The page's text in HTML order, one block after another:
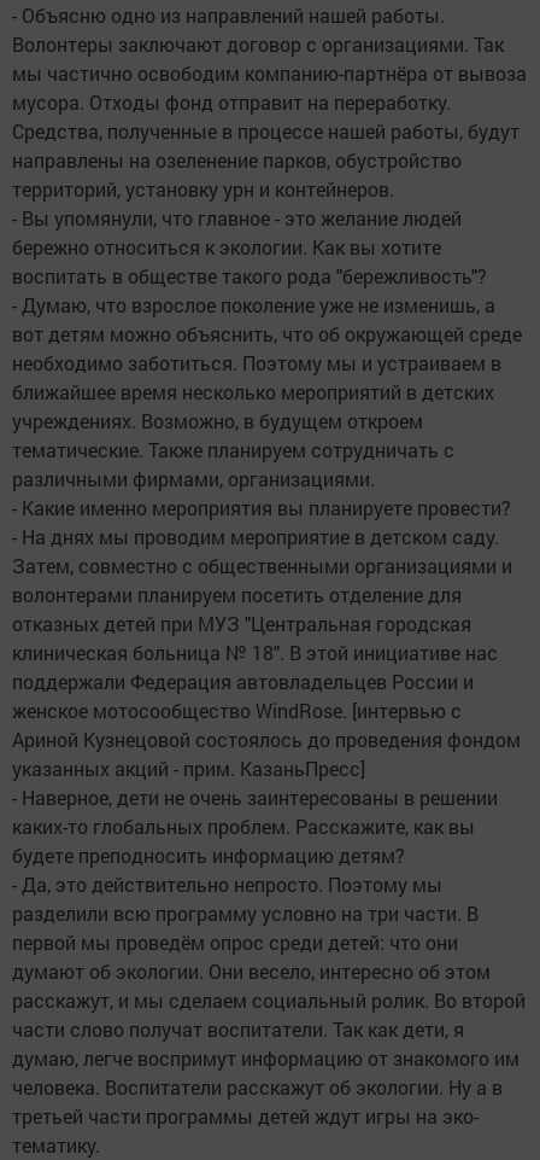
- Объясню одно из направлений нашей работы.
Волонтеры заключают договор с организациями. Так
мы частично освободим компанию-партнёра от вывоза
мусора. Отходы фонд отправит на переработку.
Средства, полученные в процессе нашей работы, будут
направлены на озеленение парков, обустройство
территорий, установку урн и контейнеров.
- Вы упомянули, что главное - это желание людей
бережно относиться к экологии. Как вы хотите
воспитать в обществе такого рода "бережливость"?
- Думаю, что взрослое поколение уже не изменишь, а
вот детям можно объяснить, что об окружающей среде
необходимо заботиться. Поэтому мы и устраиваем в
ближайшее время несколько мероприятий в детских
учреждениях. Возможно, в будущем откроем
тематические. Также планируем сотрудничать с
различными фирмами, организациями.
- Какие именно мероприятия вы планируете провести?
- На днях мы проводим мероприятие в детском саду.
Затем, совместно с общественными организациями и
волонтерами планируем посетить отделение для
отказных детей при МУЗ "Центральная городская
клиническая больница № 18". В этой инициативе нас
поддержали Федерация автовладельцев России и
женское мотосообщество WindRose. [интервью с
Ариной Кузнецовой состоялось до проведения фондом
указанных акций - прим. КазаньПресс]
- Наверное, дети не очень заинтересованы в решении
каких-то глобальных проблем. Расскажите, как вы
будете преподносить информацию детям?
- Да, это действительно непросто. Поэтому мы
разделили всю программу условно на три части. В
первой мы проведём опрос среди детей: что они
думают об экологии. Они весело, интересно об этом
расскажут, и мы сделаем социальный ролик. Во второй
части слово получат воспитатели. Так как дети, я
думаю, легче воспримут информацию от знакомого им
человека. Воспитатели расскажут об экологии. Ну а в
третьей части программы детей ждут игры на эко-
тематику.